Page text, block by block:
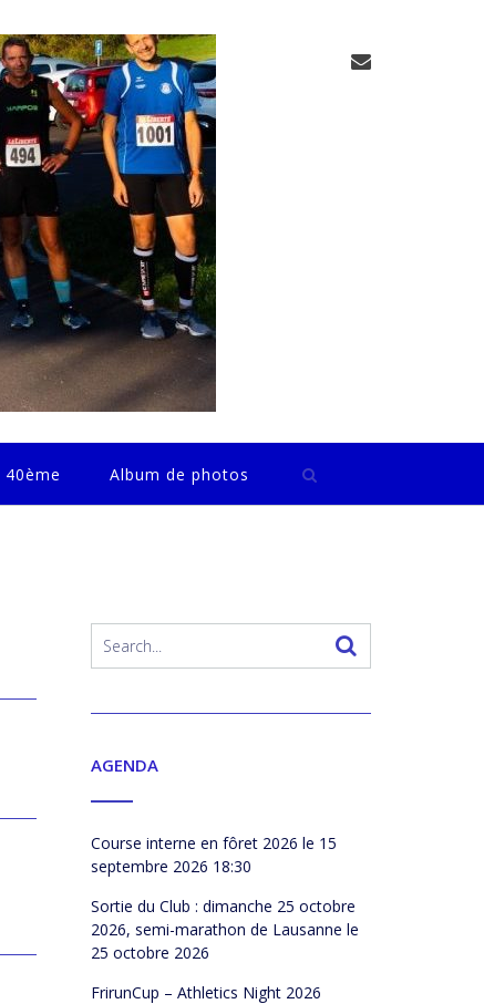
40ème Album de photos
AGENDA
Course interne en fôret 2026 le 15
septembre 2026 18:30
Sortie du Club : dimanche 25 octobre
2026, semi-marathon de Lausanne le
25 octobre 2026
FrirunCup – Athletics Night 2026